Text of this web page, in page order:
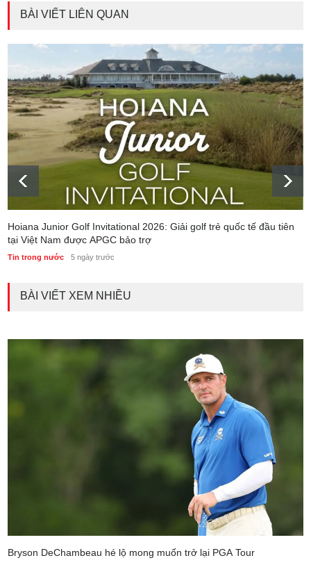
BÀI VIẾT LIÊN QUAN
Hoiana Junior Golf Invitational 2026: Giải golf trẻ quốc tế đầu tiên
tại Việt Nam được APGC bảo trợ
Tin trong nước 5 ngày trước
BÀI VIẾT XEM NHIỀU
Bryson DeChambeau hé lộ mong muốn trở lại PGA Tour